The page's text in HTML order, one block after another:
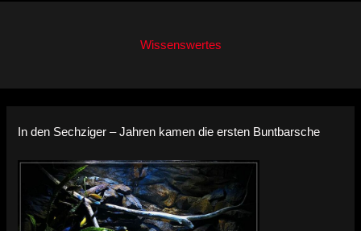
Wissenswertes
In den Sechziger – Jahren kamen die ersten Buntbarsche